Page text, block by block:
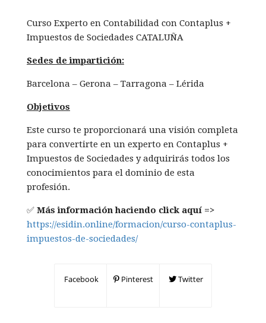
Curso Experto en Contabilidad con Contaplus +
Impuestos de Sociedades CATALUÑA
Sedes de impartición:
Barcelona – Gerona – Tarragona – Lérida
Objetivos
Este curso te proporcionará una visión completa
para convertirte en un experto en Contaplus +
Impuestos de Sociedades y adquirirás todos los
conocimientos para el dominio de esta
profesión.
✅ Más información haciendo click aquí =>
https://esidin.online/formacion/curso-contaplus-
impuestos-de-sociedades/
Facebook Pinterest Twitter